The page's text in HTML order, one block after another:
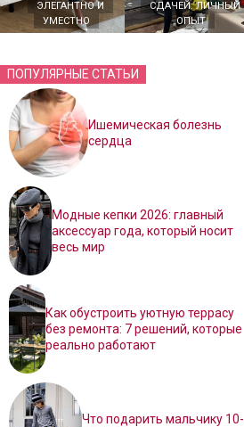
ЭЛЕГАНТНО И
УМЕСТНО
СДАЧЕЙ: ЛИЧНЫЙ
ОПЫТ
ПОПУЛЯРНЫЕ СТАТЬИ
Ишемическая болезнь
сердца
Модные кепки 2026: главный
аксессуар года, который носит
весь мир
Как обустроить уютную террасу
без ремонта: 7 решений, которые
реально работают
Что подарить мальчику 10-